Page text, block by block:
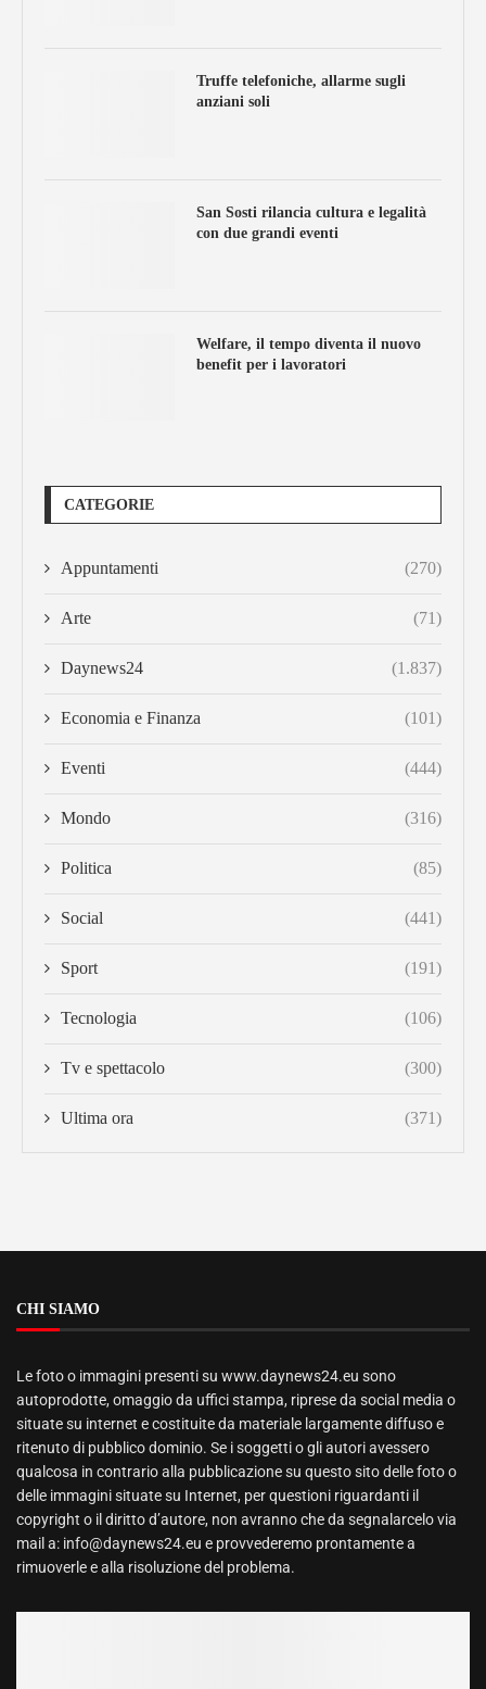
Truffe telefoniche, allarme sugli
anziani soli
San Sosti rilancia cultura e legalità
con due grandi eventi
Welfare, il tempo diventa il nuovo
benefit per i lavoratori
CATEGORIE
Appuntamenti (270)
Arte (71)
Daynews24 (1.837)
Economia e Finanza (101)
Eventi (444)
Mondo (316)
Politica (85)
Social (441)
Sport (191)
Tecnologia (106)
Tv e spettacolo (300)
Ultima ora (371)
CHI SIAMO
Le foto o immagini presenti su www.daynews24.eu sono
autoprodotte, omaggio da uffici stampa, riprese da social media o
situate su internet e costituite da materiale largamente diffuso e
ritenuto di pubblico dominio. Se i soggetti o gli autori avessero
qualcosa in contrario alla pubblicazione su questo sito delle foto o
delle immagini situate su Internet, per questioni riguardanti il
copyright o il diritto d’autore, non avranno che da segnalarcelo via
mail a: info@daynews24.eu e provvederemo prontamente a
rimuoverle e alla risoluzione del problema.